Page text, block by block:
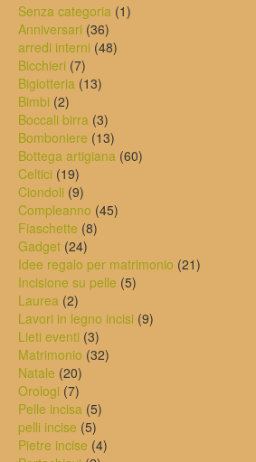
Senza categoria 11
Anniversari 3636
prodotti
arredi interni 4848
Bicchieri 77
prodotti
Bigiotteria 1313
Bimbi 22
prodotti
Boccali birra 33
prodotti
Bomboniere 1313
prodotti
Bottega artigiana 6060
Celtici 1919
prodotti
Ciondoli 99
prodotti
Compleanno 4545
Fiaschette 88
Gadget 2424
prodotti
Idee regalo per matrimonio 2121
Incisione su pelle 55
Laurea 22
prodotti
Lavori in legno incisi 99
Lieti eventi 33
prodotti
Matrimonio 3232
Natale 2020
prodotti
Orologi 77
prodotti
Pelle incisa 55
pelli incise 55
prodotti
Pietre incise 44